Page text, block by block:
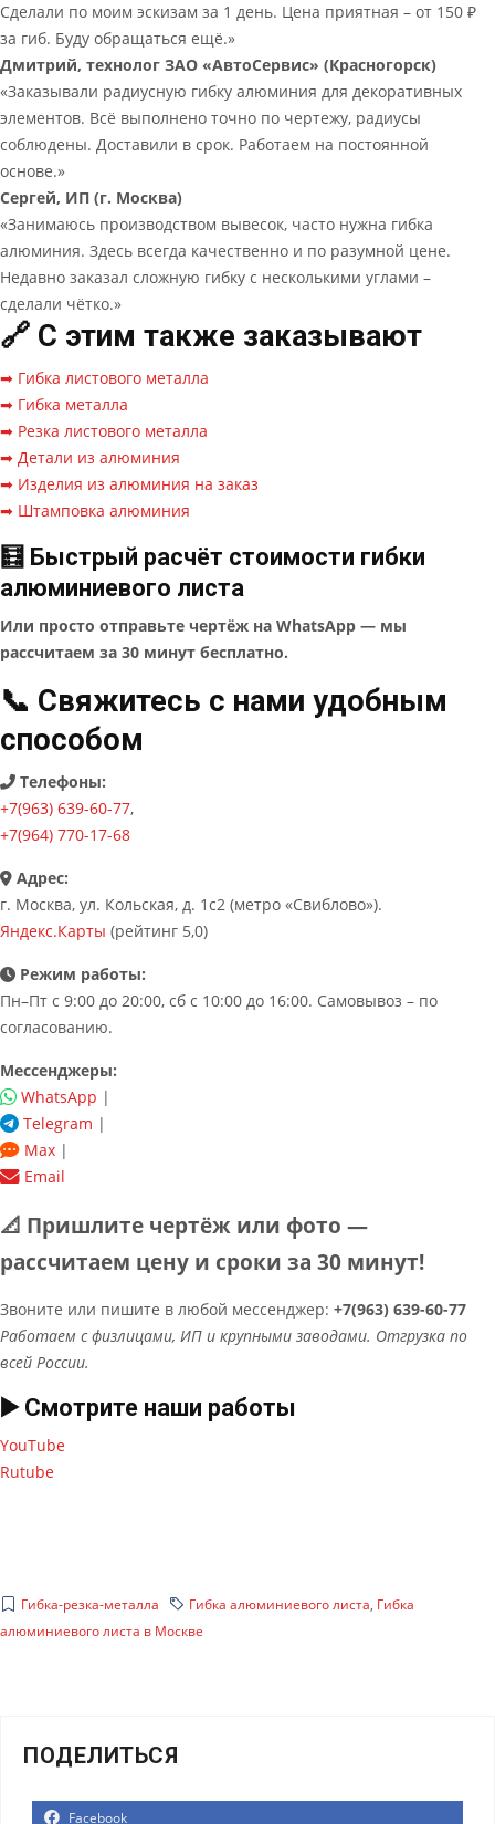
Сделали по моим эскизам за 1 день. Цена приятная – от 150 ₽
за гиб. Буду обращаться ещё.»
Дмитрий, технолог ЗАО «АвтоСервис» (Красногорск)
«Заказывали радиусную гибку алюминия для декоративных
элементов. Всё выполнено точно по чертежу, радиусы
соблюдены. Доставили в срок. Работаем на постоянной
основе.»
Сергей, ИП (г. Москва)
«Занимаюсь производством вывесок, часто нужна гибка
алюминия. Здесь всегда качественно и по разумной цене.
Недавно заказал сложную гибку с несколькими углами –
сделали чётко.»
🔗 С этим также заказывают
➡ Гибка листового металла
➡ Гибка металла
➡ Резка листового металла
➡ Детали из алюминия
➡ Изделия из алюминия на заказ
➡ Штамповка алюминия
🧮 Быстрый расчёт стоимости гибки
алюминиевого листа
Или просто отправьте чертёж на WhatsApp — мы
рассчитаем за 30 минут бесплатно.
📞 Свяжитесь с нами удобным
способом
Телефоны:
+7(963) 639-60-77,
+7(964) 770-17-68
Адрес:
г. Москва, ул. Кольская, д. 1с2 (метро «Свиблово»).
Яндекс.Карты (рейтинг 5,0)
Режим работы:
Пн–Пт с 9:00 до 20:00, сб с 10:00 до 16:00. Самовывоз – по
согласованию.
Мессенджеры:
WhatsApp |
Telegram |
Max |
Email
📐 Пришлите чертёж или фото —
рассчитаем цену и сроки за 30 минут!
Звоните или пишите в любой мессенджер: +7(963) 639-60-77
Работаем с физлицами, ИП и крупными заводами. Отгрузка по
всей России.
▶️ Смотрите наши работы
YouTube
Rutube
Гибка-резка-металла Гибка алюминиевого листа, Гибка
алюминиевого листа в Москве
ПОДЕЛИТЬСЯ
Facebook